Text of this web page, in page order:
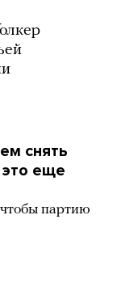
снять
еще
партию